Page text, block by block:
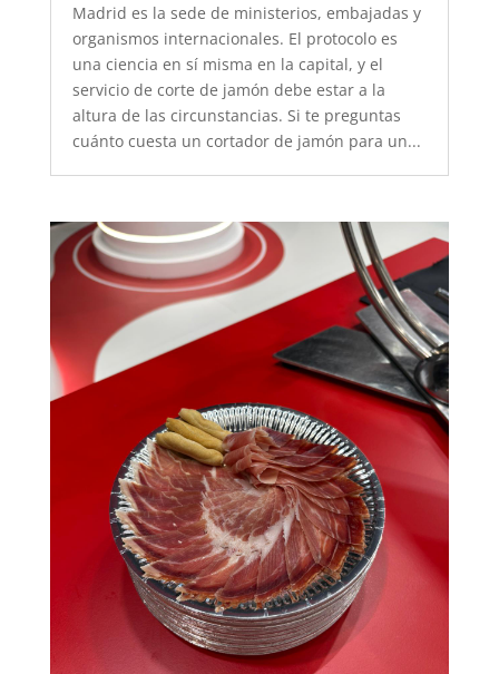
Madrid es la sede de ministerios, embajadas y
organismos internacionales. El protocolo es
una ciencia en sí misma en la capital, y el
servicio de corte de jamón debe estar a la
altura de las circunstancias. Si te preguntas
cuánto cuesta un cortador de jamón para un...